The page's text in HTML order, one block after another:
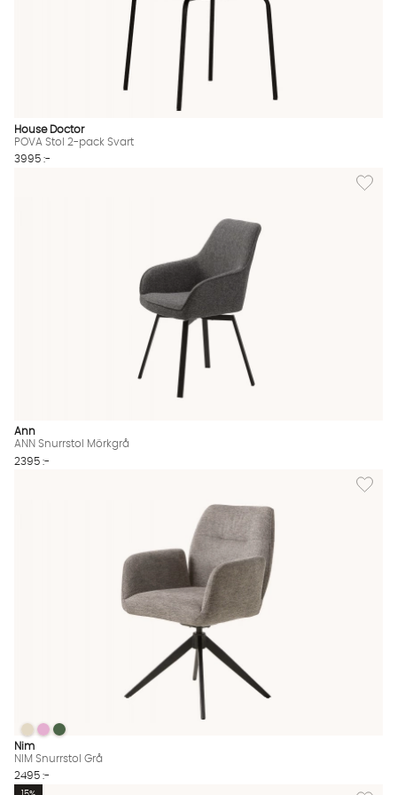
House Doctor
POVA Stol 2-pack Svart
3995 :-
Lägg
Ann
ANN Snurrstol Mörkgrå
2395 :-
Lägg
NIM Snurrstol Grå Finns även i dessa färger:
NIM Snurrstol Grå
NIM Snurrstol Grå
NIM Snurrstol Grå
Nim
NIM Snurrstol Grå
2495 :-
Lägg